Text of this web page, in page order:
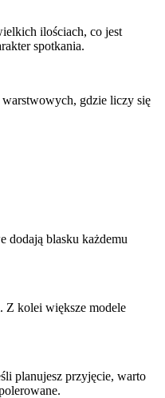
ilościach, co jest
spotkania.
warstwowych, gdzie liczy się
dodają blasku każdemu
Z kolei większe modele
planujesz przyjęcie, warto